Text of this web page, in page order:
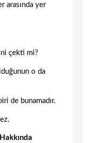
arasında yer
çekti mi?
o da
de bunamadır.